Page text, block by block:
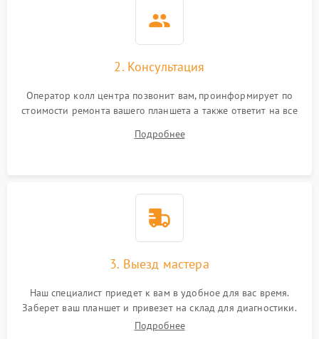
Питание и аккумулятор
2. Консультация
Оператор колл центра позвонит вам, проинформирует по
стоимости ремонта вашего планшета а также ответит на все
Подробнее
3. Выезд мастера
Наш специалист приедет к вам в удобное для вас время.
Заберет ваш планшет и привезет на склад для диагностики.
Подробнее